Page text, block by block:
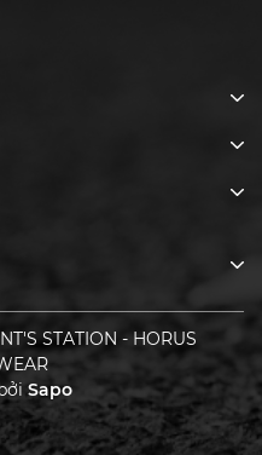
STATION - HORUS
Sapo